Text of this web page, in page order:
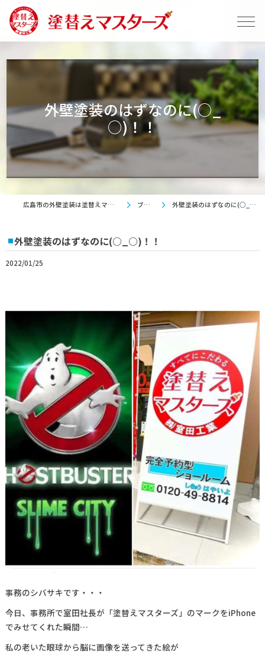
外壁塗装のはずなのに(○_
○)！！
広島市の外壁塗装は塗替えマスターズ ブログ 外壁塗装のはずなのに(○_○)！！
外壁塗装のはずなのに(○_○)！！
2022/01/25
事務のシバサキです・・・
今日、事務所で室田社長が「塗替えマスターズ」のマークをiPhone
でみせてくれた瞬間…
私の老いた眼球から脳に画像を送ってきた絵が